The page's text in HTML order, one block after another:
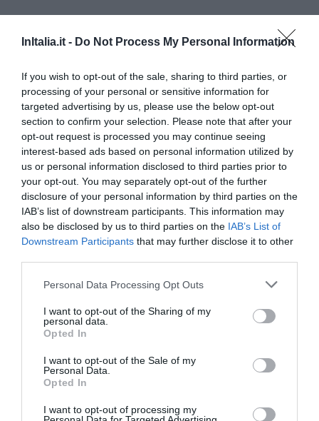
InItalia.it - Do Not Process My Personal Information
If you wish to opt-out of the sale, sharing to third parties, or
processing of your personal or sensitive information for
targeted advertising by us, please use the below opt-out
section to confirm your selection. Please note that after your
opt-out request is processed you may continue seeing
interest-based ads based on personal information utilized by
us or personal information disclosed to third parties prior to
your opt-out. You may separately opt-out of the further
disclosure of your personal information by third parties on the
IAB’s list of downstream participants. This information may
also be disclosed by us to third parties on the IAB’s List of
Downstream Participants that may further disclose it to other
Personal Data Processing Opt Outs
I want to opt-out of the Sharing of my
personal data.
Opted In
I want to opt-out of the Sale of my
Personal Data.
Opted In
I want to opt-out of processing my
Molise Torna su
Piemonte
Hotel che Accettano Animali a Asti
Hotel che Accettano Animali a Novara
Arona
Orta San Giulio
Hotel che Accettano Animali a Torino
Bardonecchia
Hotel che Accettano Animali a Verbano-Cusio-Ossola
Baveno
Stresa
Hotel che Accettano Animali a Bari
Monopoli
Hotel che Accettano Animali a Brindisi
Fasano
Ostuni
Peschici